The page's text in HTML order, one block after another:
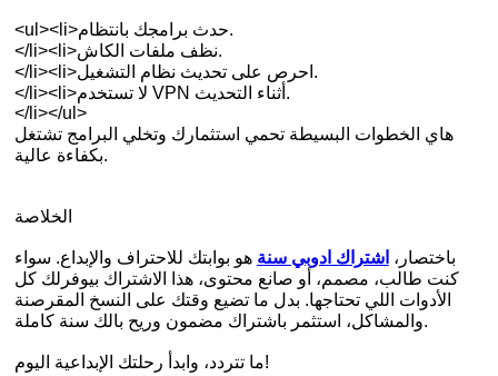
<ul><li>حدث برامجك بانتظام.
</li><li>نظف ملفات الكاش.
</li><li>احرص على تحديث نظام التشغيل.
</li><li>لا تستخدم VPN أثناء التحديث.
</li></ul>
هاي الخطوات البسيطة تحمي استثمارك وتخلي البرامج تشتغل
بكفاءة عالية.
الخلاصة
باختصار، اشتراك ادوبي سنة هو بوابتك للاحتراف والإبداع. سواء
كنت طالب، مصمم، أو صانع محتوى، هذا الاشتراك بيوفرلك كل
الأدوات اللي تحتاجها. بدل ما تضيع وقتك على النسخ المقرصنة
والمشاكل، استثمر باشتراك مضمون وريح بالك سنة كاملة.
ما تتردد، وابدأ رحلتك الإبداعية اليوم!